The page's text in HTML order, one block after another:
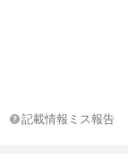
記載情報ミス報告